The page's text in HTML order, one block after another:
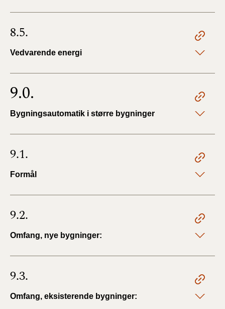
8.5.
Vedvarende energi
9.0.
Bygningsautomatik i større bygninger
9.1.
Formål
9.2.
Omfang, nye bygninger:
9.3.
Omfang, eksisterende bygninger: